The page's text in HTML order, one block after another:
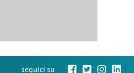
seguici su